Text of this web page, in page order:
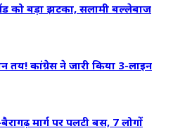
को बड़ा झटका, सलामी बल्लेबाज
तय! कांग्रेस ने जारी किया 3-लाइन
मार्ग पर पलटी बस, 7 लोगों